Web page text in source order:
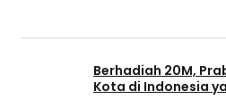
Berhadiah 20M,
Kota di Indonesia